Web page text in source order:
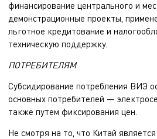
финансирование центрального и
демонстрационные проекты,
льготное кредитование и
техническую поддержку.
ПОТРЕБИТЕЛЯМ
Субсидирование потребления ВИЭ
основных потребителей —
также путем фиксирования цен.
Не смотря на то, что Китай